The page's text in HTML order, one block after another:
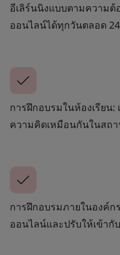
อีเลิร์นนิงแบบตามความต้
ออนไลน์ได้ทุกวันตลอด
การฝึกอบรมในห้องเรียน
ความคิดเหมือนกันในสถ
การฝึกอบรมภายในองค์
ออนไลน์และปรับให้เข้า